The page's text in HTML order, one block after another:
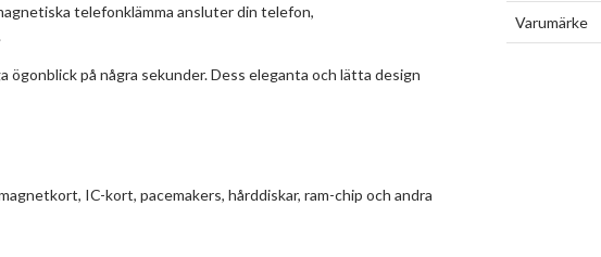
telefonklämma ansluter din telefon,
på några sekunder. Dess eleganta och lätta design
IC-kort, pacemakers, hårddiskar, ram-chip och andra
Varumärke